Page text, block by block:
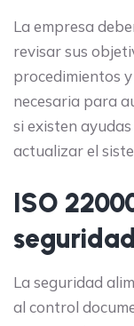
La empresa
revisar sus
procedimientos
necesaria para
si existen
actualizar el
ISO
La seguridad
al control